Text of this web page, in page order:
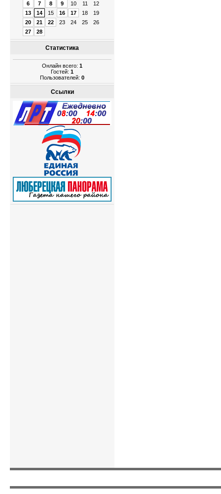
6
7 8 9 10 11
12
13
14 15 16 17 18
19
20
21 22 23 24 25
26
27
28
Статистика
Онлайн всего: 1
Гостей: 1
Пользователей: 0
Ссылки